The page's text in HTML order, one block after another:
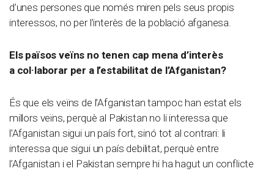
d’unes persones que només miren pels seus propis
interessos, no per l’interès de la població afganesa.
Els països veïns no tenen cap mena d’interès
a col·laborar per a l’estabilitat de l’Afganistan?
És que els veïns de l’Afganistan tampoc han estat els
millors veïns, perquè al Pakistan no li interessa que
l’Afganistan sigui un país fort, sinó tot al contrari: li
interessa que sigui un país debilitat, perquè entre
l’Afganistan i el Pakistan sempre hi ha hagut un conflicte